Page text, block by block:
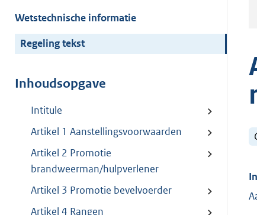
Wetstechnische informatie
Regeling tekst
Inhoudsopgave
Intitule
Artikel 1 Aanstellingsvoorwaarden
Artikel 2 Promotie
brandweerman/hulpverlener
Artikel 3 Promotie bevelvoerder
Artikel 4 Rangen